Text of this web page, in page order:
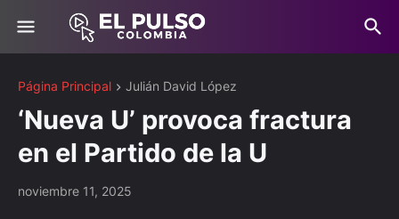
Página Principal Julián David López
‘Nueva U’ provoca fractura
en el Partido de la U
noviembre 11, 2025